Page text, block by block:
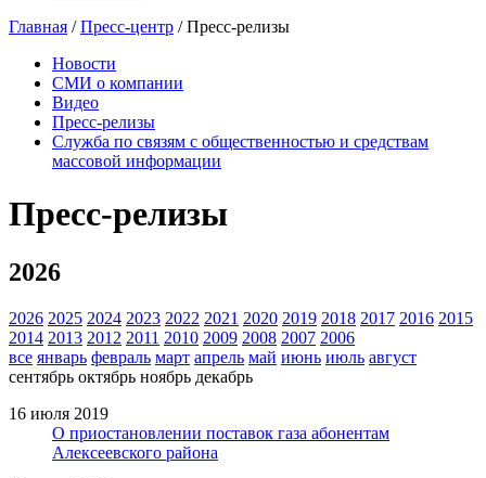
Главная /Пресс-центр / Пресс-релизы
Новости
СМИ о компании
Видео
Пресс-релизы
Служба по связям с общественностью и средствам
массовой информации
Пресс-релизы
2026
2026 2025 2024 2023 2022 2021 2020 2019 2018 2017 2016 2015
2014 2013 2012 2011 2010 2009 2008 2007 2006
все январь февраль март апрель май июнь июль август
сентябрь октябрь ноябрь декабрь
16 июля 2019
О приостановлении поставок газа абонентам
Алексеевского района